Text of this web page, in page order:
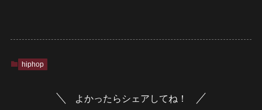
hiphop
よかったらシェアしてね！